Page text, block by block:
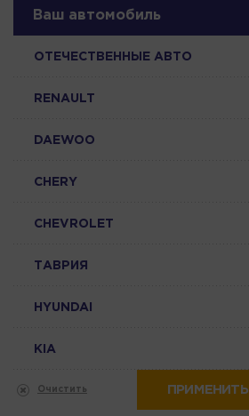
Ваш автомобиль
ОТЕЧЕСТВЕННЫЕ АВТО
RENAULT
DAEWOO
CHERY
CHEVROLET
ТАВРИЯ
HYUNDAI
KIA
Очистить ПРИМЕНИТЬ